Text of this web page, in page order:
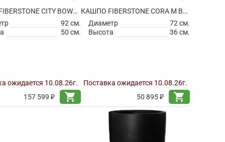
КАШПО FIBERSTONE CITY BOWL S GREY
92 см.
50 см.
ожидается 10.08.26г.
157 599 ₽
shopping_cart
КАШПО FIBERSTONE CORA M BLACK
Диаметр
72 см.
Высота
36 см.
Поставка ожидается 10.08.26г.
50 895 ₽
shopping_cart